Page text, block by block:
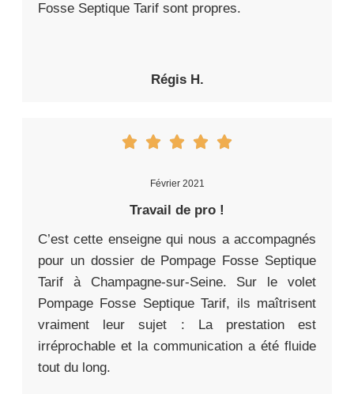
Fosse Septique Tarif sont propres.
Régis H.
Février 2021
Travail de pro !
C’est cette enseigne qui nous a accompagnés
pour un dossier de Pompage Fosse Septique
Tarif à Champagne-sur-Seine. Sur le volet
Pompage Fosse Septique Tarif, ils maîtrisent
vraiment leur sujet : La prestation est
irréprochable et la communication a été fluide
tout du long.